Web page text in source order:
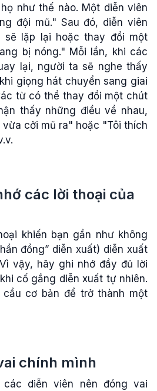
như thế nào. Một diễn viên
đội mũ." Sau đó, diễn viên
sẽ lặp lại hoặc thay đổi một
bị nóng." Mỗi lần, khi các
lại, người ta sẽ nghe thấy
giọng hát chuyển sang giai
từ có thể thay đổi một chút
thấy những điều về nhau,
cởi mũ ra" hoặc "Tôi thích
các lời thoại của
khiến bạn gần như không
đồng” diễn xuất) diễn xuất
vậy, hãy ghi nhớ đầy đủ lời
cố gắng diễn xuất tự nhiên.
cơ bản để trở thành một
chính mình
các diễn viên nên đóng vai